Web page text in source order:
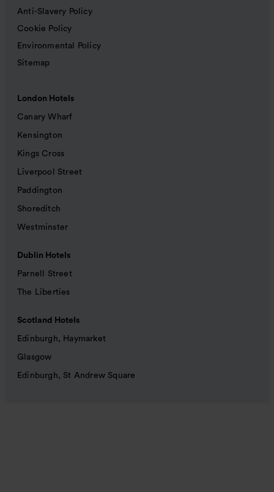
Anti-Slavery Policy
Cookie Policy
Environmental Policy
Sitemap
London Hotels
Canary Wharf
Kensington
Kings Cross
Liverpool Street
Paddington
Shoreditch
Westminster
Dublin Hotels
Parnell Street
The Liberties
Scotland Hotels
Edinburgh, Haymarket
Glasgow
Edinburgh, St Andrew Square